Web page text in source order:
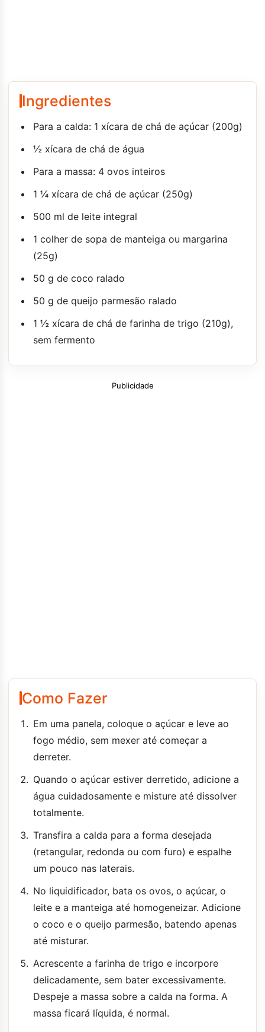
Ingredientes
Para a calda: 1 xícara de chá de açúcar (200g)
½ xícara de chá de água
Para a massa: 4 ovos inteiros
1 ¼ xícara de chá de açúcar (250g)
500 ml de leite integral
1 colher de sopa de manteiga ou margarina
(25g)
50 g de coco ralado
50 g de queijo parmesão ralado
1 ½ xícara de chá de farinha de trigo (210g),
sem fermento
Publicidade
Como Fazer
Em uma panela, coloque o açúcar e leve ao
fogo médio, sem mexer até começar a
derreter.
Quando o açúcar estiver derretido, adicione a
água cuidadosamente e misture até dissolver
totalmente.
Transfira a calda para a forma desejada
(retangular, redonda ou com furo) e espalhe
um pouco nas laterais.
No liquidificador, bata os ovos, o açúcar, o
leite e a manteiga até homogeneizar. Adicione
o coco e o queijo parmesão, batendo apenas
até misturar.
Acrescente a farinha de trigo e incorpore
delicadamente, sem bater excessivamente.
Despeje a massa sobre a calda na forma. A
massa ficará líquida, é normal.